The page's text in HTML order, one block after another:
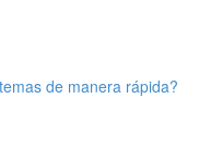
de manera rápida?